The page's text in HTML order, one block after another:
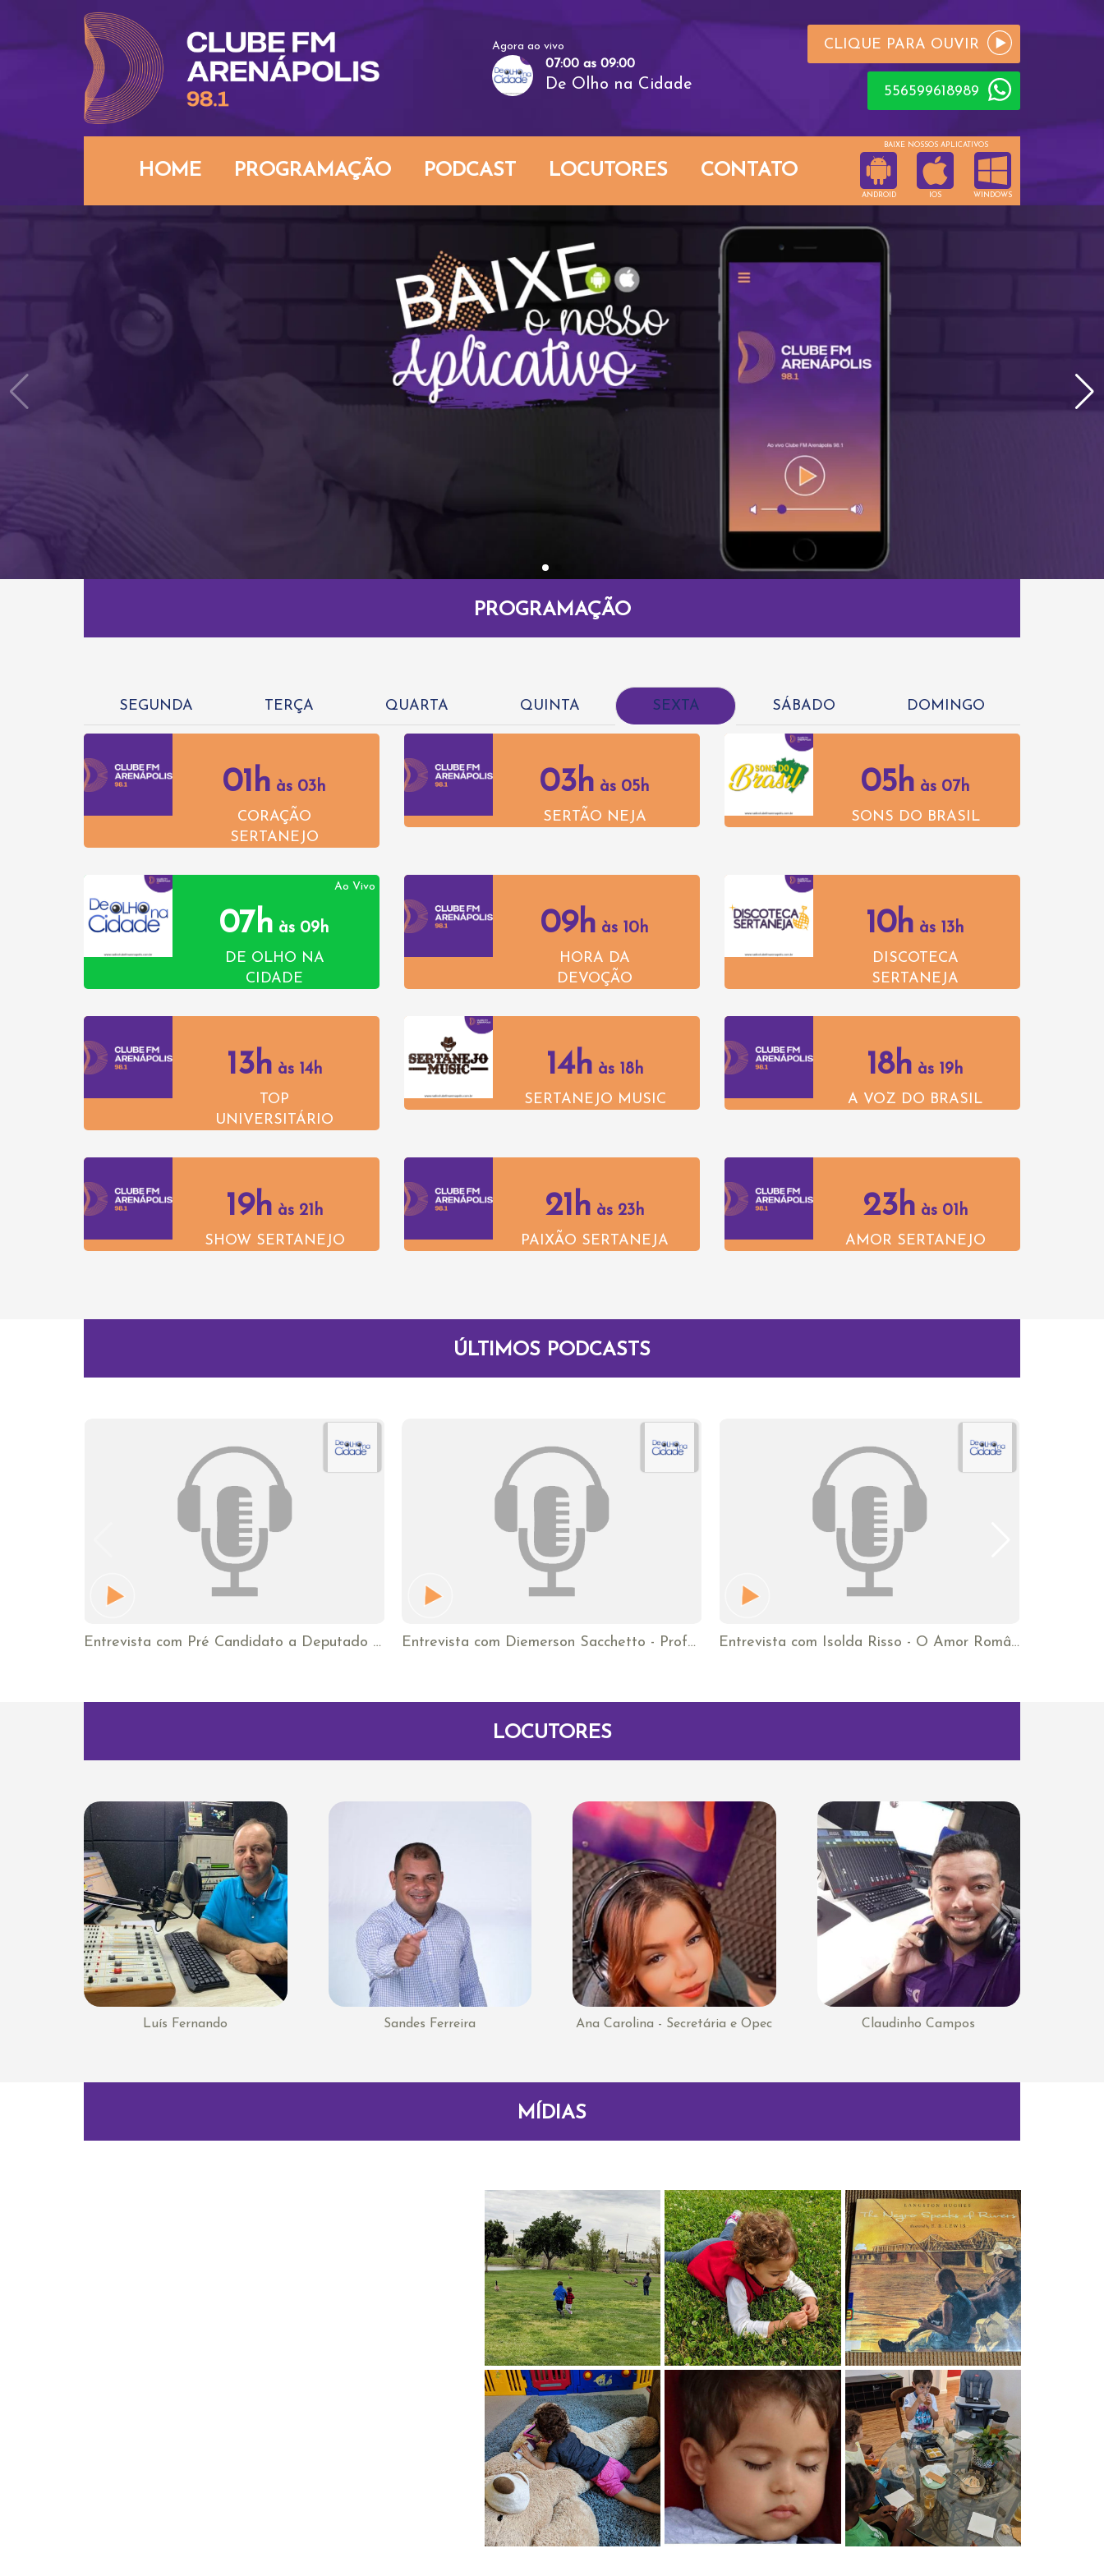
Agora ao vivo
07:00 as 09:00
De Olho na Cidade
CLIQUE PARA OUVIR
556599618989
HOME PROGRAMAÇÃO PODCAST LOCUTORES CONTATO
BAIXE NOSSOS APLICATIVOS
ANDROID IOS WINDOWS
PROGRAMAÇÃO
SEGUNDA TERÇA QUARTA QUINTA SEXTA SÁBADO DOMINGO
01h às 03h
CORAÇÃO
SERTANEJO
03h às 05h
SERTÃO NEJA
05h às 07h
SONS DO BRASIL
Ao Vivo
07h às 09h
DE OLHO NA
CIDADE
09h às 10h
HORA DA
DEVOÇÃO
10h às 13h
DISCOTECA
SERTANEJA
13h às 14h
TOP
UNIVERSITÁRIO
14h às 18h
SERTANEJO MUSIC
18h às 19h
A VOZ DO BRASIL
19h às 21h
SHOW SERTANEJO
21h às 23h
PAIXÃO SERTANEJA
23h às 01h
AMOR SERTANEJO
ÚLTIMOS PODCASTS
Entrevista com Pré Candidato a Deputado Estadual Kan Entrevista com Diemerson Sacchetto - Professor de Psicologia Social do Espirito Santos Entrevista com Isolda Risso - O Amor Romântico não Existe
LOCUTORES
Luís Fernando Sandes Ferreira Ana Carolina - Secretária e Opec Claudinho Campos
MÍDIAS